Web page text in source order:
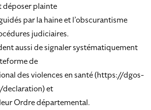
déposer plainte
par la haine et l’obscurantisme
judiciaires.
aussi de signaler systématiquement
de
des violences en santé (https://dgos-
declaration) et
Ordre départemental.